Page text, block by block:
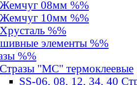
Жемчуг 08мм %%
Жемчуг 10мм %%
Хрусталь %%
элементы %%
%%
Стразы "MС" термоклеевые
SS-06, 08, 12, 34, 40